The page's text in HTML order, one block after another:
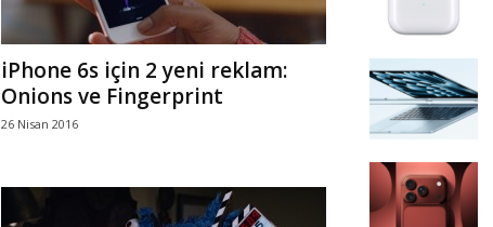
iPhone 6s için 2 yeni reklam:
Onions ve Fingerprint
26 Nisan 2016